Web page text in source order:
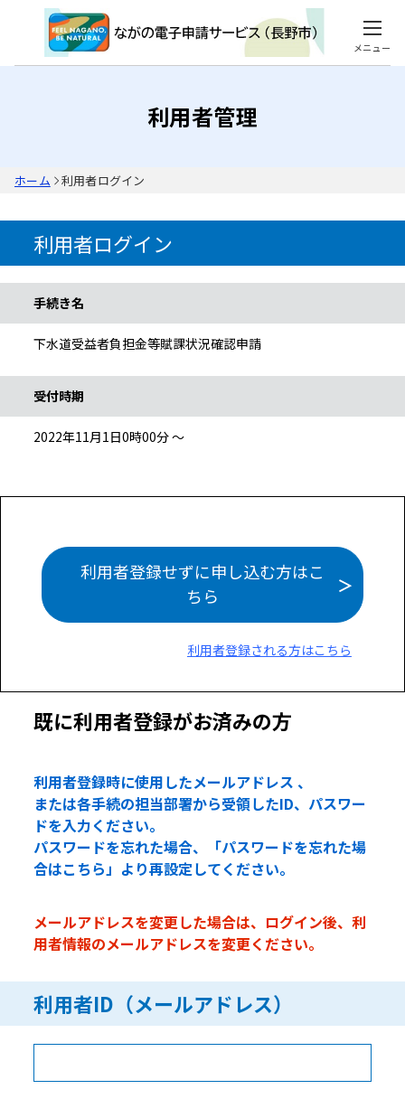
メニュー
利用者管理
ホーム 利用者ログイン
利用者ログイン
手続き名
下水道受益者負担金等賦課状況確認申請
受付時期
2022年11月1日0時00分 ～
利用者登録せずに申し込む方はこ
ちら
利用者登録される方はこちら
既に利用者登録がお済みの方
利用者登録時に使用したメールアドレス 、
または各手続の担当部署から受領したID、パスワー
ドを入力ください。
パスワードを忘れた場合、「パスワードを忘れた場
合はこちら」より再設定してください。
メールアドレスを変更した場合は、ログイン後、利
用者情報のメールアドレスを変更ください。
利用者ID（メールアドレス）